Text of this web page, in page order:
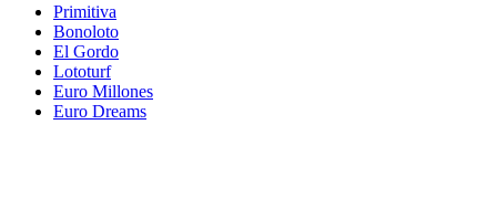
Primitiva
Bonoloto
El Gordo
Lototurf
Euro Millones
Euro Dreams